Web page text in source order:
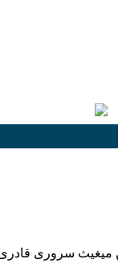
سروری قادری